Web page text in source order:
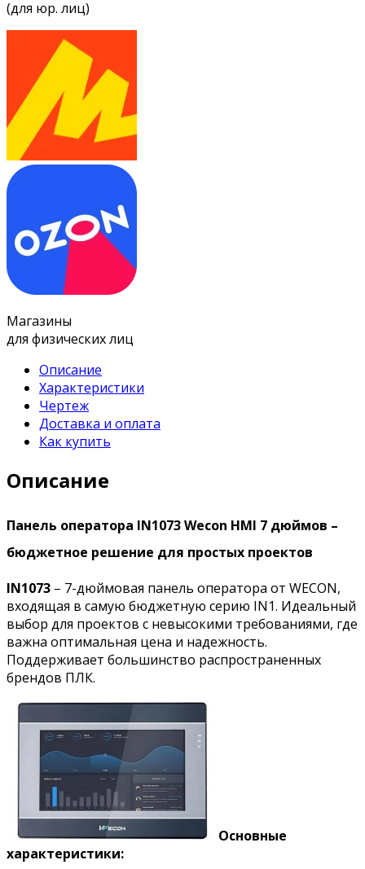
(для юр. лиц)
Магазины
для физических лиц
Описание
Характеристики
Чертеж
Доставка и оплата
Как купить
Описание
Панель оператора IN1073 Wecon HMI 7 дюймов –
бюджетное решение для простых проектов
IN1073 – 7-дюймовая панель оператора от WECON,
входящая в самую бюджетную серию IN1. Идеальный
выбор для проектов с невысокими требованиями, где
важна оптимальная цена и надежность.
Поддерживает большинство распространенных
брендов ПЛК.
Основные
характеристики: